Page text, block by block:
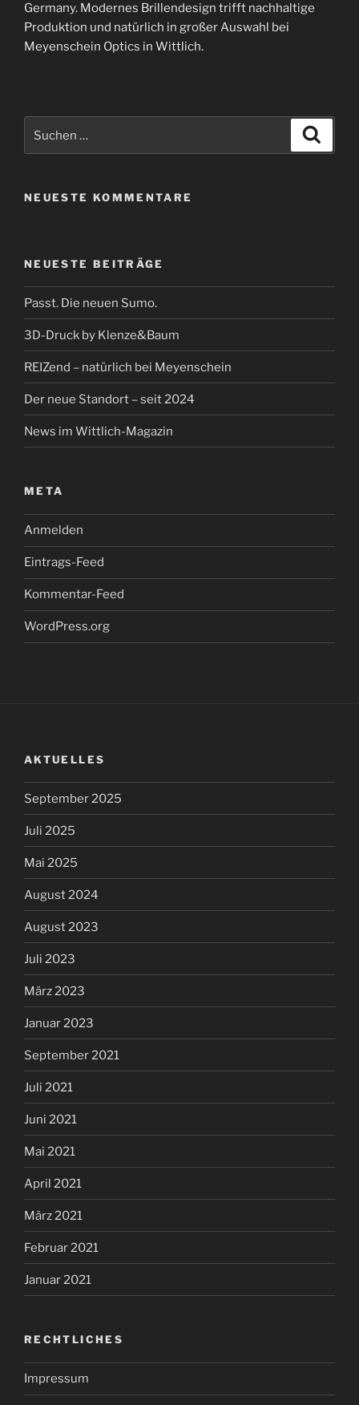
Germany. Modernes Brillendesign trifft nachhaltige
Produktion und natürlich in großer Auswahl bei
Meyenschein Optics in Wittlich.
NEUESTE KOMMENTARE
NEUESTE BEITRÄGE
Passt. Die neuen Sumo.
3D-Druck by Klenze&Baum
REIZend – natürlich bei Meyenschein
Der neue Standort – seit 2024
News im Wittlich-Magazin
META
Anmelden
Eintrags-Feed
Kommentar-Feed
WordPress.org
AKTUELLES
September 2025
Juli 2025
Mai 2025
August 2024
August 2023
Juli 2023
März 2023
Januar 2023
September 2021
Juli 2021
Juni 2021
Mai 2021
April 2021
März 2021
Februar 2021
Januar 2021
RECHTLICHES
Impressum